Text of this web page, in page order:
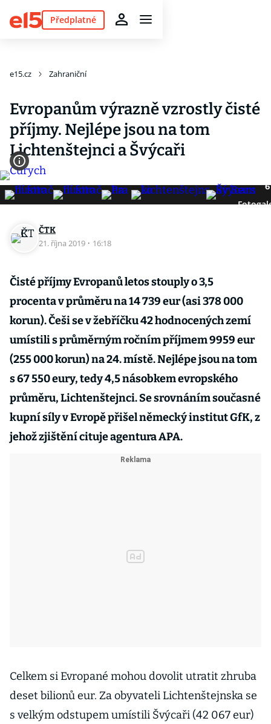
Předplatné
e15.cz Zahraniční
Evropanům výrazně vzrostly čisté
příjmy. Nejlépe jsou na tom
Lichtenštejnci a Švýcaři
6
ČTK
21. října 2019 · 16:18
Čisté příjmy Evropanů letos stouply o 3,5
procenta v průměru na 14 739 eur (asi 378 000
korun). Češi se v žebříčku 42 hodnocených zemí
umístili s průměrným ročním příjmem 9959 eur
(255 000 korun) na 24. místě. Nejlépe jsou na tom
s 67 550 eury, tedy 4,5 násobkem evropského
průměru, Lichtenštejnci. Se srovnáním současné
kupní síly v Evropě přišel německý institut GfK, z
jehož zjištění cituje agentura APA.
Celkem si Evropané mohou dovolit utratit zhruba
deset bilionů eur. Za obyvateli Lichtenštejnska se
s velkým odstupem umístili Švýcaři (42 067 eur)